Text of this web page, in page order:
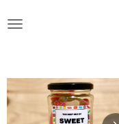
hoofdinhoud